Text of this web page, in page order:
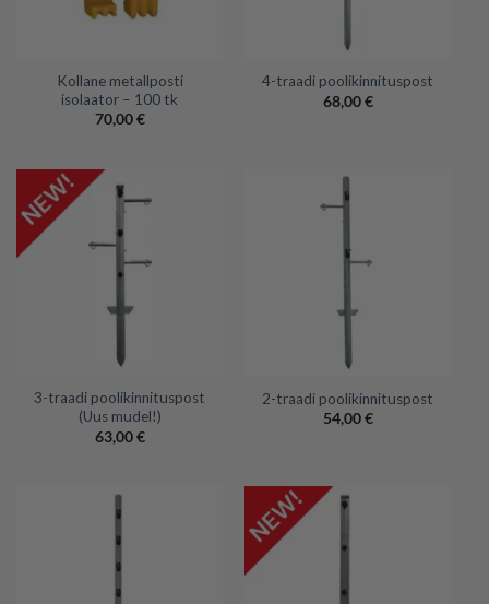
Kollane metallposti
isolaator – 100 tk
70,00€
4-traadi poolikinnituspost
68,00€
3-traadi poolikinnituspost
(Uus mudel!)
63,00€
2-traadi poolikinnituspost
54,00€